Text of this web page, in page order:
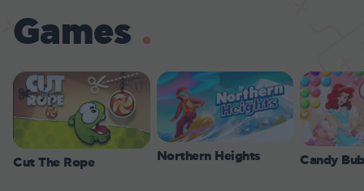
Games
Cut The Rope Northern Heights Candy